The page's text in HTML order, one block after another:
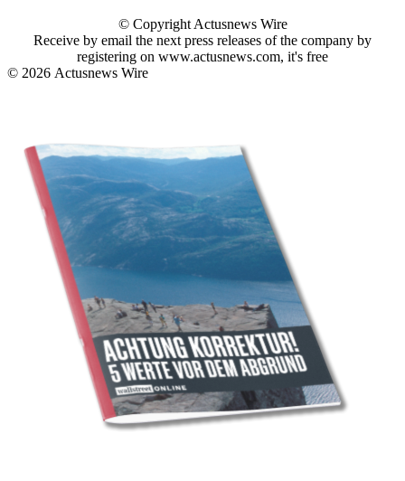
© Copyright Actusnews Wire
Receive by email the next press releases of the company by
registering on www.actusnews.com, it's free
© 2026 Actusnews Wire